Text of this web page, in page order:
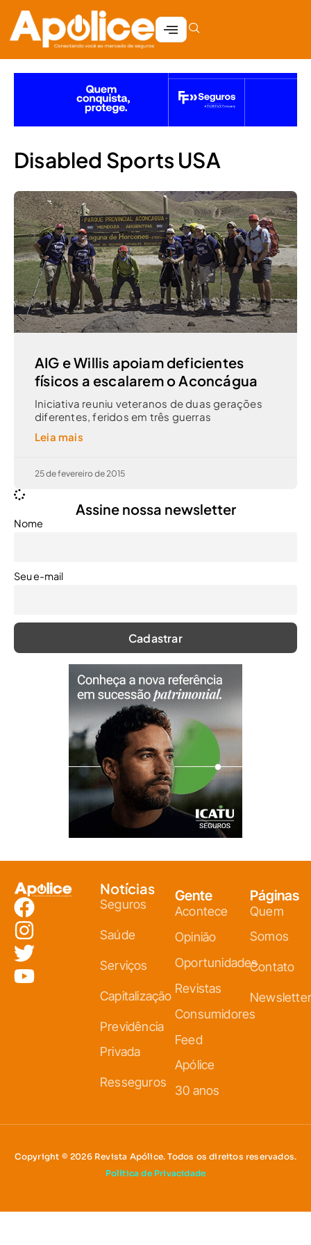
Disabled Sports USA
AIG e Willis apoiam deficientes
físicos a escalarem o Aconcágua
Iniciativa reuniu veteranos de duas gerações
diferentes, feridos em três guerras
Leia mais
25 de fevereiro de 2015
Assine nossa newsletter
Nome
Seu e-mail
Notícias
Seguros
Saúde
Serviços
Capitalização
Previdência
Privada
Resseguros
Gente
Acontece
Opinião
Oportunidades
Revistas
Consumidores
Feed
Apólice
30 anos
Páginas
Quem
Somos
Contato
Newsletter
Copyright © 2026 Revista Apólice. Todos os direitos reservados.
Política de Privacidade